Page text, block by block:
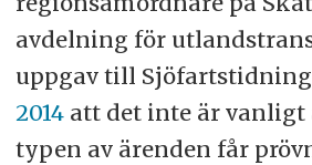
avdelning för
uppgav till
2014att det inte är vanligt
typen av ärenden får